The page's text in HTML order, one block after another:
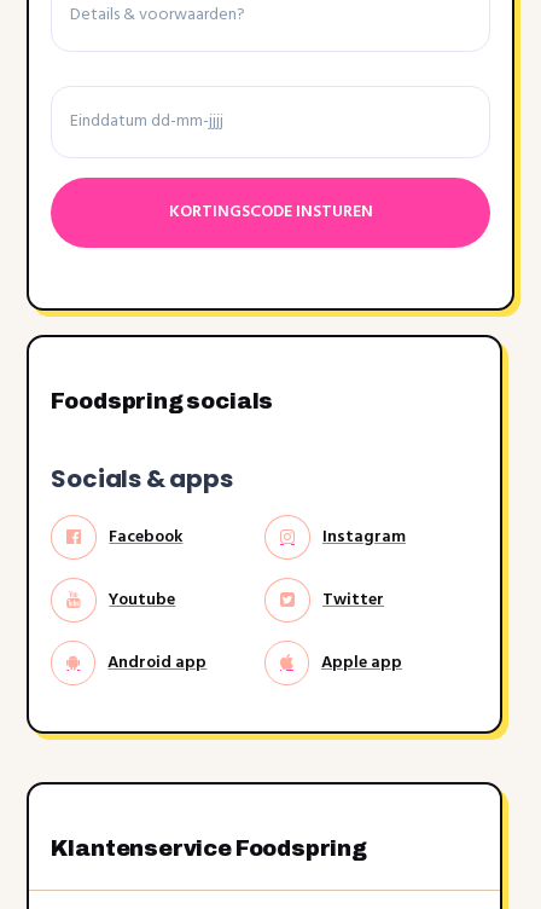
voorwaarden
Einddatum
dash
MM
dash
Foodspring socials
Socials & apps
Facebook Instagram
Youtube Twitter
Android app Apple app
Klantenservice Foodspring